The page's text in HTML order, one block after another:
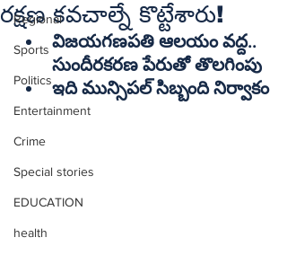
Regional
Sports
Politics
Entertainment
Crime
Special stories
EDUCATION
health
రక్షణ కవచాల్నే కొట్టేశారు!
విజయగణపతి ఆలయం వద్ద..
సుందీరకరణ పేరుతో తొలగింపు
ఇది మున్సిపల్‌ సిబ్బంది నిర్వాకం